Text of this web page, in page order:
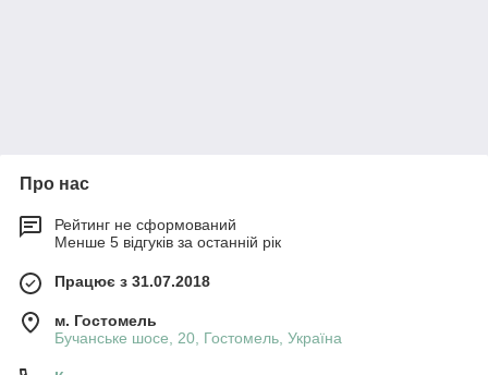
Про нас
Рейтинг не сформований
Менше 5 відгуків за останній рік
Працює з 31.07.2018
м. Гостомель
Бучанське шосе, 20, Гостомель, Україна